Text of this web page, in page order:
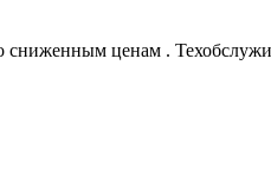
сниженным ценам .